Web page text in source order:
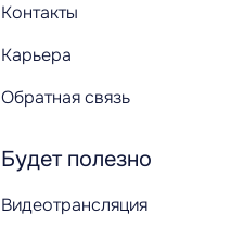
Контакты
Карьера
Обратная связь
Будет полезно
Видеотрансляция